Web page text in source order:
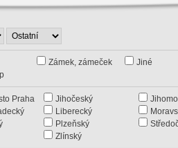
Zámek, zámeček
Jiné
Praha Jihočeský
Liberecký
Plzeňský
Zlínský